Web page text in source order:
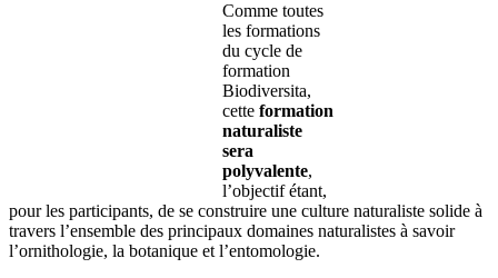
Comme toutes
les formations
du cycle de
formation
Biodiversita,
cette formation
naturaliste
sera
polyvalente,
l’objectif étant,
pour les participants, de se construire une culture naturaliste solide à
travers l’ensemble des principaux domaines naturalistes à savoir
l’ornithologie, la botanique et l’entomologie.